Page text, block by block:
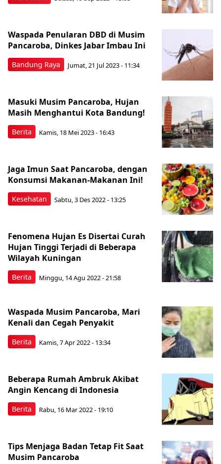
Bandung Raya
Waspada Penularan DBD di Musim
Pancaroba, Dinkes Jabar Imbau Ini
Jumat, 21 Jul 2023 - 11:34
Berita
Masuki Musim Pancaroba, Hujan
Masih Menghantui Kota Bandung!
Kamis, 18 Mei 2023 - 16:43
Kesehatan
Jaga Imun Saat Pancaroba, dengan
Konsumsi Makanan-Makanan Ini!
Sabtu, 3 Des 2022 - 13:25
Berita
Fenomena Hujan Es Disertai Curah
Hujan Tinggi Terjadi di Beberapa
Wilayah Kuningan
Minggu, 14 Agu 2022 - 21:58
Berita
Waspada Musim Pancaroba, Mari
Kenali dan Cegah Penyakit
Kamis, 7 Apr 2022 - 13:34
Berita
Beberapa Rumah Ambruk Akibat
Angin Kencang di Indonesia
Rabu, 16 Mar 2022 - 19:10
Tips Menjaga Badan Tetap Fit Saat
Musim Pancaroba